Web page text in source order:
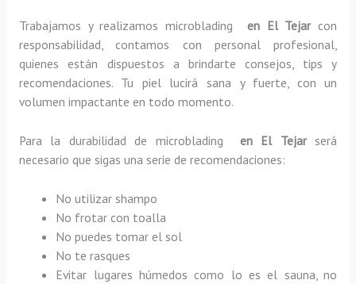
Trabajamos y realizamos microblading en El Tejar con
responsabilidad, contamos con personal profesional,
quienes están dispuestos a brindarte consejos, tips y
recomendaciones. Tu piel lucirá sana y fuerte, con un
volumen impactante en todo momento.
Para la durabilidad de microblading en El Tejar será
necesario que sigas una serie de recomendaciones:
No utilizar shampo
No frotar con toalla
No puedes tomar el sol
No te rasques
Evitar lugares húmedos como lo es el sauna, no